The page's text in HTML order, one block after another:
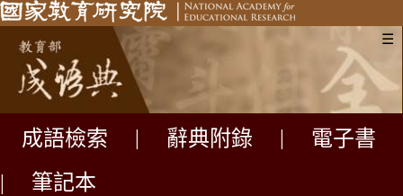
☰
成語檢索 辭典附錄
電子書
|
筆記本